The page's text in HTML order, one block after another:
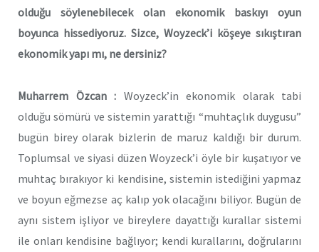
olduğu söylenebilecek olan ekonomik baskıyı oyun
boyunca hissediyoruz. Sizce, Woyzeck’i köşeye sıkıştıran
ekonomik yapı mı, ne dersiniz?
Muharrem Özcan : Woyzeck’in ekonomik olarak tabi
olduğu sömürü ve sistemin yarattığı “muhtaçlık duygusu”
bugün birey olarak bizlerin de maruz kaldığı bir durum.
Toplumsal ve siyasi düzen Woyzeck’i öyle bir kuşatıyor ve
muhtaç bırakıyor ki kendisine, sistemin istediğini yapmaz
ve boyun eğmezse aç kalıp yok olacağını biliyor. Bugün de
aynı sistem işliyor ve bireylere dayattığı kurallar sistemi
ile onları kendisine bağlıyor; kendi kurallarını, doğrularını